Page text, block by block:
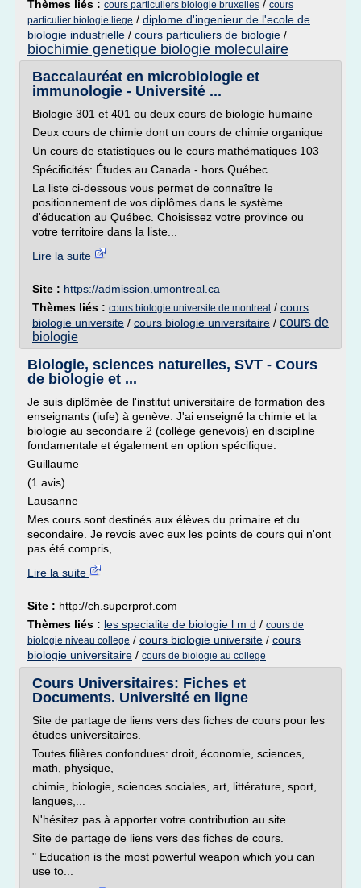
Thèmes liés : cours particuliers biologie bruxelles / cours
particulier biologie liege / diplome d'ingenieur de l'ecole de
biologie industrielle / cours particuliers de biologie /
biochimie genetique biologie moleculaire
Baccalauréat en microbiologie et
immunologie - Université ...
Biologie 301 et 401 ou deux cours de biologie humaine
Deux cours de chimie dont un cours de chimie organique
Un cours de statistiques ou le cours mathématiques 103
Spécificités: Études au Canada - hors Québec
La liste ci-dessous vous permet de connaître le
positionnement de vos diplômes dans le système
d'éducation au Québec. Choisissez votre province ou
votre territoire dans la liste...
Lire la suite
Site : https://admission.umontreal.ca
Thèmes liés : cours biologie universite de montreal / cours
biologie universite / cours biologie universitaire / cours de
biologie
Biologie, sciences naturelles, SVT - Cours
de biologie et ...
Je suis diplômée de l'institut universitaire de formation des
enseignants (iufe) à genève. J'ai enseigné la chimie et la
biologie au secondaire 2 (collège genevois) en discipline
fondamentale et également en option spécifique.
Guillaume
(1 avis)
Lausanne
Mes cours sont destinés aux élèves du primaire et du
secondaire. Je revois avec eux les points de cours qui n'ont
pas été compris,...
Lire la suite
Site : http://ch.superprof.com
Thèmes liés : les specialite de biologie l m d / cours de
biologie niveau college / cours biologie universite / cours
biologie universitaire / cours de biologie au college
Cours Universitaires: Fiches et
Documents. Université en ligne
Site de partage de liens vers des fiches de cours pour les
études universitaires.
Toutes filières confondues: droit, économie, sciences,
math, physique,
chimie, biologie, sciences sociales, art, littérature, sport,
langues,...
N'hésitez pas à apporter votre contribution au site.
Site de partage de liens vers des fiches de cours.
" Education is the most powerful weapon which you can
use to...